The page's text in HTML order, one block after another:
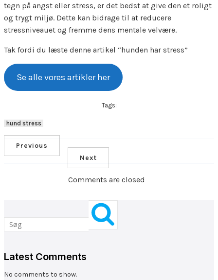
tegn på angst eller stress, er det bedst at give den et roligt
og trygt miljø. Dette kan bidrage til at reducere
stressniveauet og fremme dens mentale velvære.
Tak fordi du læste denne artikel “hunden har stress”
Se alle vores artikler her
Tags:
hund stress
Previous
Next
Comments are closed
Latest Comments
No comments to show.